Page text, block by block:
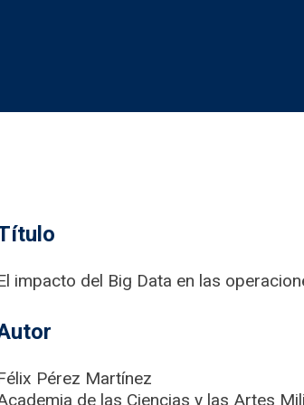
impacto del Big Data en las
Pérez Martínez
de las Ciencias y las Artes